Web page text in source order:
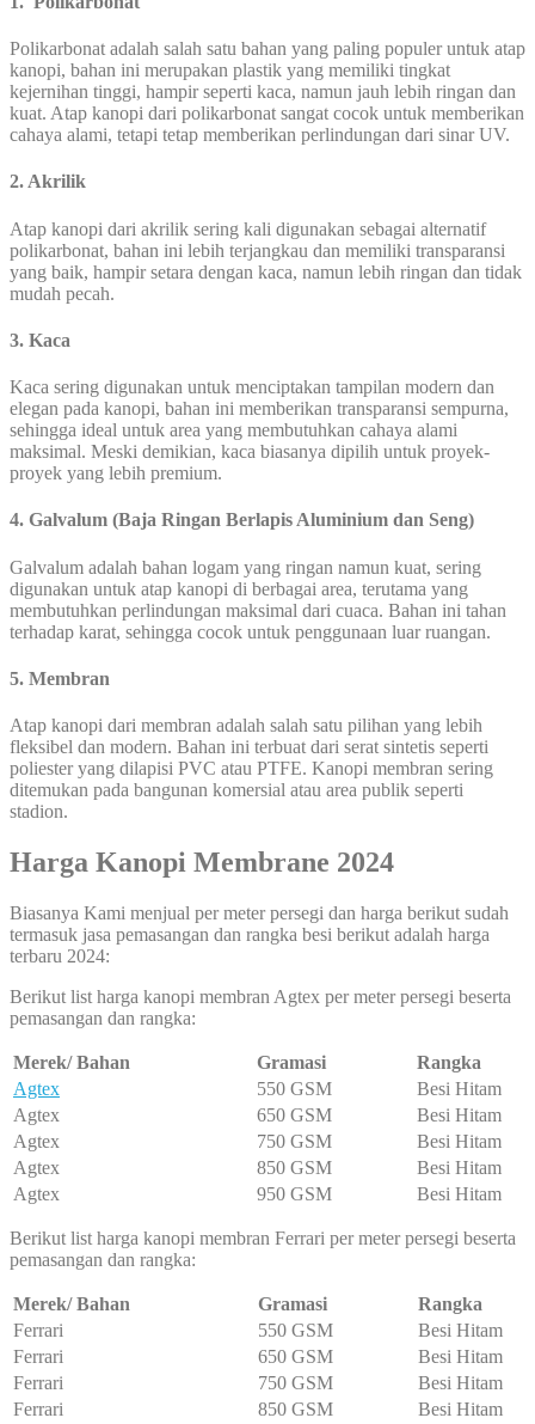
Polikarbonat adalah salah satu bahan yang paling populer untuk atap
kanopi, bahan ini merupakan plastik yang memiliki tingkat
kejernihan tinggi, hampir seperti kaca, namun jauh lebih ringan dan
kuat. Atap kanopi dari polikarbonat sangat cocok untuk memberikan
cahaya alami, tetapi tetap memberikan perlindungan dari sinar UV.
2. Akrilik
Atap kanopi dari akrilik sering kali digunakan sebagai alternatif
polikarbonat, bahan ini lebih terjangkau dan memiliki transparansi
yang baik, hampir setara dengan kaca, namun lebih ringan dan tidak
mudah pecah.
3. Kaca
Kaca sering digunakan untuk menciptakan tampilan modern dan
elegan pada kanopi, bahan ini memberikan transparansi sempurna,
sehingga ideal untuk area yang membutuhkan cahaya alami
maksimal. Meski demikian, kaca biasanya dipilih untuk proyek-
proyek yang lebih premium.
4. Galvalum (Baja Ringan Berlapis Aluminium dan Seng)
Galvalum adalah bahan logam yang ringan namun kuat, sering
digunakan untuk atap kanopi di berbagai area, terutama yang
membutuhkan perlindungan maksimal dari cuaca. Bahan ini tahan
terhadap karat, sehingga cocok untuk penggunaan luar ruangan.
5. Membran
Atap kanopi dari membran adalah salah satu pilihan yang lebih
fleksibel dan modern. Bahan ini terbuat dari serat sintetis seperti
poliester yang dilapisi PVC atau PTFE. Kanopi membran sering
ditemukan pada bangunan komersial atau area publik seperti
stadion.
Harga Kanopi Membrane 2024
Biasanya Kami menjual per meter persegi dan harga berikut sudah
termasuk jasa pemasangan dan rangka besi berikut adalah harga
terbaru 2024:
Berikut list harga kanopi membran Agtex per meter persegi beserta
pemasangan dan rangka:
Merek/ Bahan Gramasi
Rangka
Agtex
550 GSM
Besi Hitam
Agtex
650 GSM
Besi Hitam
Agtex
750 GSM
Besi Hitam
Agtex
850 GSM
Besi Hitam
Agtex
950 GSM Besi Hitam
Berikut list harga kanopi membran Ferrari per meter persegi beserta
pemasangan dan rangka:
Merek/ Bahan Gramasi
Rangka
Ferrari
550 GSM
Besi Hitam
Ferrari
650 GSM
Besi Hitam
Ferrari
750 GSM
Besi Hitam
Ferrari
850 GSM
Besi Hitam